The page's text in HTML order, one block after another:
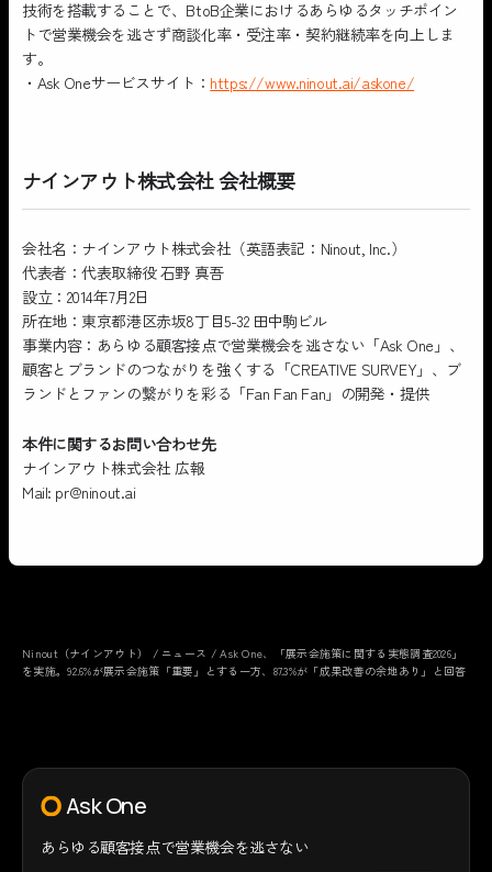
技術を搭載することで、BtoB企業におけるあらゆるタッチポイン
トで営業機会を逃さず商談化率・受注率・契約継続率を向上しま
す。
・Ask Oneサービスサイト： https://www.ninout.ai/askone/
ナインアウト株式会社 会社概要
会社名：ナインアウト株式会社（英語表記：Ninout, Inc.）
代表者：代表取締役 石野 真吾
設立：2014年7月2日
所在地：東京都港区赤坂8丁目5-32 田中駒ビル
事業内容：あらゆる顧客接点で営業機会を逃さない「Ask One」、
顧客とブランドのつながりを強くする「CREATIVE SURVEY」、ブ
ランドとファンの繋がりを彩る「Fan Fan Fan」の開発・提供
本件に関するお問い合わせ先
ナインアウト株式会社 広報
Mail: pr@ninout.ai
Ninout（ナインアウト） / ニュース /Ask One、「展示会施策に関する実態調査2026」
を実施。92.6%が展示会施策「重要」とする一方、87.3%が「成果改善の余地あり」と回答
Ask One
あらゆる顧客接点で営業機会を逃さない